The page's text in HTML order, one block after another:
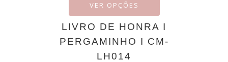
VER OPÇÕES
LIVRO DE HONRA I
PERGAMINHO I CM-
LH014